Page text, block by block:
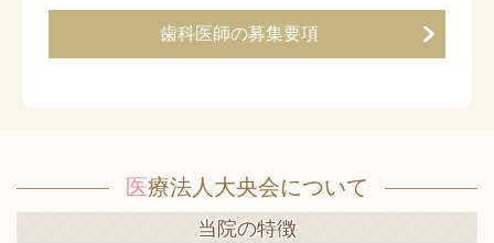
歯科医師の募集要項
医療法人大央会について
当院の特徴